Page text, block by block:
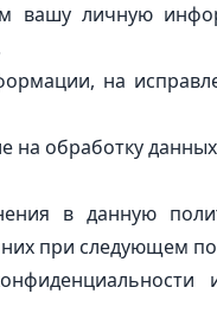
личную
на
на обработку
в данную
при следующем